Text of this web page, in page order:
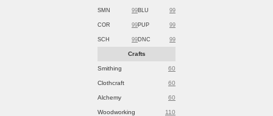
SMN 99BLU 99
COR 99PUP 99
SCH 99DNC 99
Crafts
Smithing 60
Clothcraft 60
Alchemy 60
Woodworking 110